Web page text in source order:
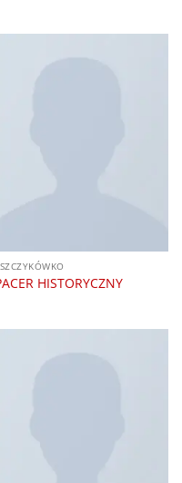
HISTORYCZNY